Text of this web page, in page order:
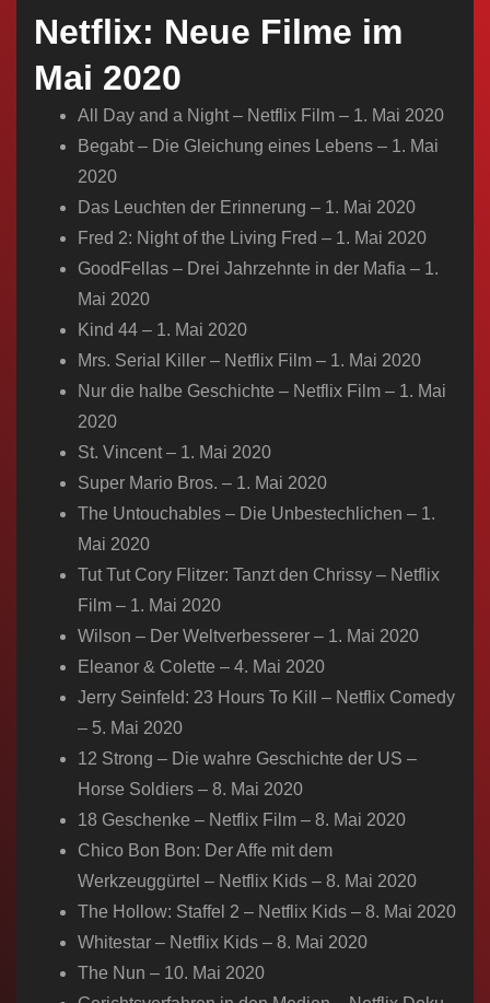
Netflix: Neue Filme im
Mai 2020
All Day and a Night – Netflix Film – 1. Mai 2020
Begabt – Die Gleichung eines Lebens – 1. Mai
2020
Das Leuchten der Erinnerung – 1. Mai 2020
Fred 2: Night of the Living Fred – 1. Mai 2020
GoodFellas – Drei Jahrzehnte in der Mafia – 1.
Mai 2020
Kind 44 – 1. Mai 2020
Mrs. Serial Killer – Netflix Film – 1. Mai 2020
Nur die halbe Geschichte – Netflix Film – 1. Mai
2020
St. Vincent – 1. Mai 2020
Super Mario Bros. – 1. Mai 2020
The Untouchables – Die Unbestechlichen – 1.
Mai 2020
Tut Tut Cory Flitzer: Tanzt den Chrissy – Netflix
Film – 1. Mai 2020
Wilson – Der Weltverbesserer – 1. Mai 2020
Eleanor & Colette – 4. Mai 2020
Jerry Seinfeld: 23 Hours To Kill – Netflix Comedy
– 5. Mai 2020
12 Strong – Die wahre Geschichte der US –
Horse Soldiers – 8. Mai 2020
18 Geschenke – Netflix Film – 8. Mai 2020
Chico Bon Bon: Der Affe mit dem
Werkzeuggürtel – Netflix Kids – 8. Mai 2020
The Hollow: Staffel 2 – Netflix Kids – 8. Mai 2020
Whitestar – Netflix Kids – 8. Mai 2020
The Nun – 10. Mai 2020